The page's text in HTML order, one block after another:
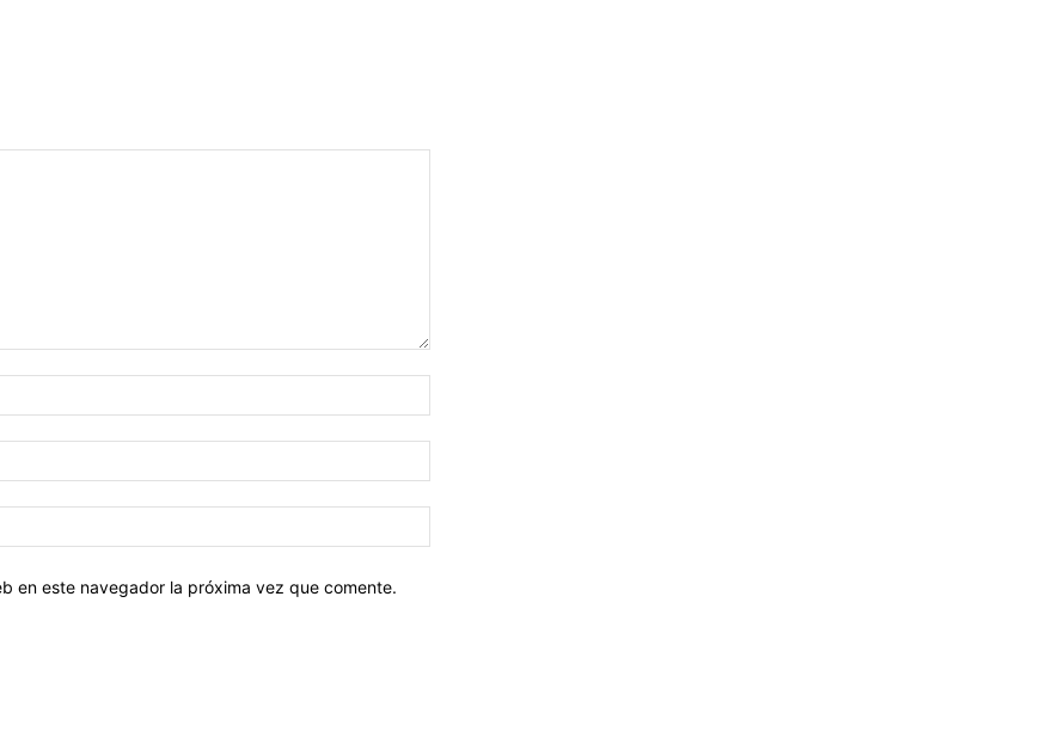
en este navegador la próxima vez que comente.